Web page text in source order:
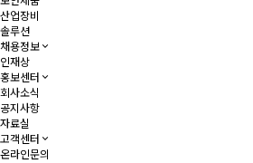
산업장비
솔루션
채용정보
인재상
홍보센터
회사소식
공지사항
자료실
고객센터
온라인문의